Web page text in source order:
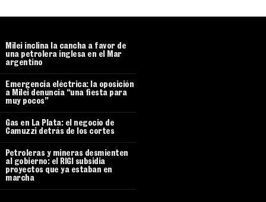
Milei inclina la cancha a favor de
una petrolera inglesa en el Mar
argentino
Emergencia eléctrica: la oposición
a Milei denuncia “una fiesta para
muy pocos”
Gas en La Plata: el negocio de
Camuzzi detrás de los cortes
Petroleras y mineras desmienten
al gobierno: el RIGI subsidia
proyectos que ya estaban en
marcha